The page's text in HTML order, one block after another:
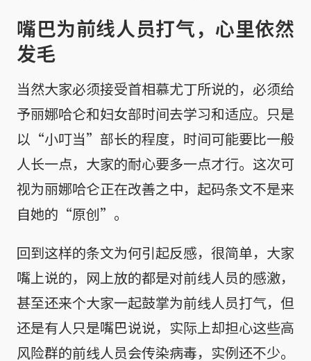
嘴巴为前线人员打气，心里依然
发毛
当然大家必须接受首相慕尤丁所说的，必须给
予丽娜哈仑和妇女部时间去学习和适应。只是
以“小叮当”部长的程度，时间可能要比一般
人长一点，大家的耐心要多一点才行。这次可
视为丽娜哈仑正在改善之中，起码条文不是来
自她的“原创”。
回到这样的条文为何引起反感，很简单，大家
嘴上说的，网上放的都是对前线人员的感激，
甚至还来个大家一起鼓掌为前线人员打气，但
还是有人只是嘴巴说说，实际上却担心这些高
风险群的前线人员会传染病毒，实例还不少。